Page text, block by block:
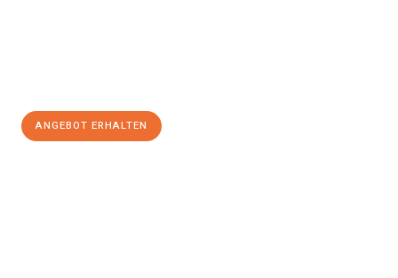
ANGEBOT ERHALTEN